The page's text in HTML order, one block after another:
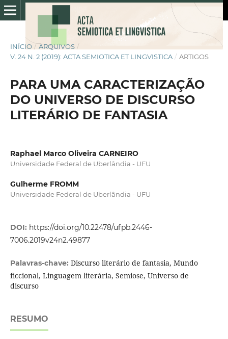
INÍCIO / ARQUIVOS /
V. 24 N. 2 (2019): ACTA SEMIOTICA ET LINGVISTICA / ARTIGOS
PARA UMA CARACTERIZAÇÃO
DO UNIVERSO DE DISCURSO
LITERÁRIO DE FANTASIA
Raphael Marco Oliveira CARNEIRO
Universidade Federal de Uberlândia - UFU
Gulherme FROMM
Universidade Federal de Uberlândia - UFU
DOI: https://doi.org/10.22478/ufpb.2446-
7006.2019v24n2.49877
Palavras-chave: Discurso literário de fantasia, Mundo
ficcional, Linguagem literária, Semiose, Universo de
discurso
RESUMO